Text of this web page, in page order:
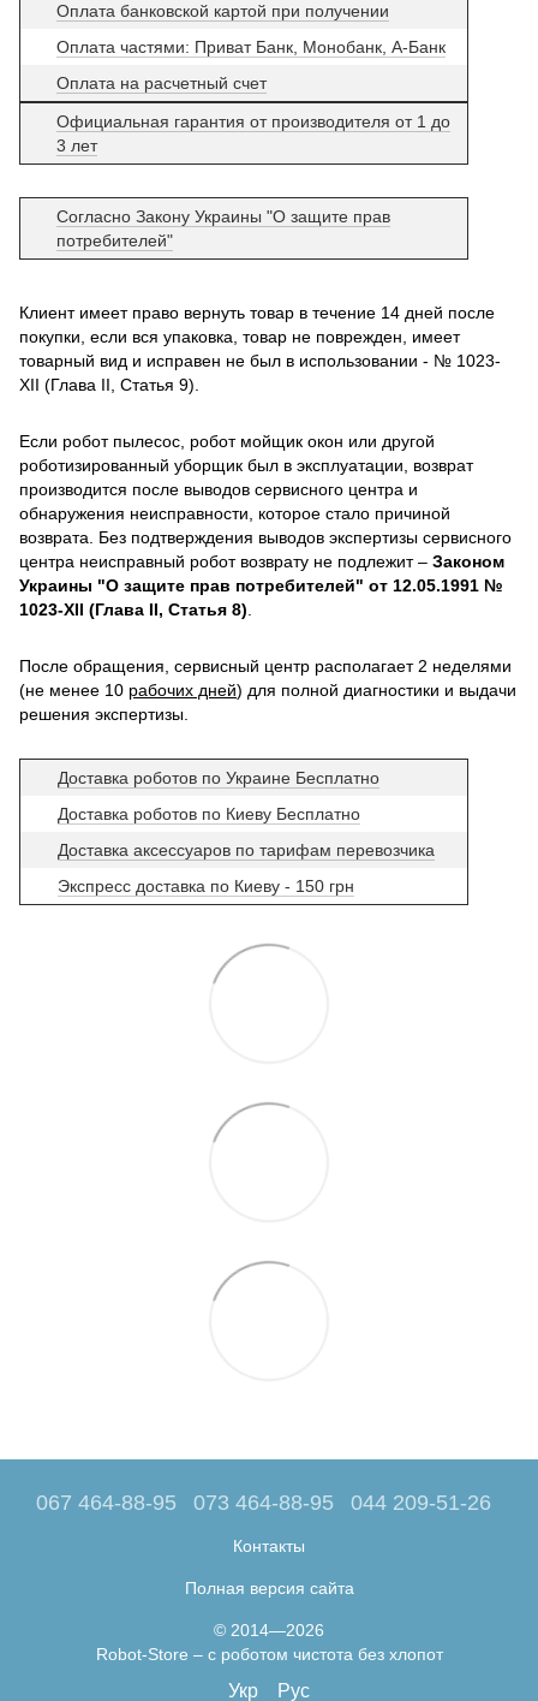
Оплата банковской картой при получении
Оплата частями: Приват Банк, Монобанк, А-Банк
Оплата на расчетный счет
Официальная гарантия от производителя от 1 до
3 лет
Согласно Закону Украины "О защите прав
потребителей"
Клиент имеет право вернуть товар в течение 14 дней после
покупки, если вся упаковка, товар не поврежден, имеет
товарный вид и исправен не был в использовании - № 1023-
XII (Глава II, Статья 9).
Если робот пылесос, робот мойщик окон или другой
роботизированный уборщик был в эксплуатации, возврат
производится после выводов сервисного центра и
обнаружения неисправности, которое стало причиной
возврата. Без подтверждения выводов экспертизы сервисного
центра неисправный робот возврату не подлежит – Законом
Украины "О защите прав потребителей" от 12.05.1991 №
1023-XII (Глава II, Статья 8).
После обращения, сервисный центр располагает 2 неделями
(не менее 10 рабочих дней) для полной диагностики и выдачи
решения экспертизы.
Доставка роботов по Украине Бесплатно
Доставка роботов по Киеву Бесплатно
Доставка аксессуаров по тарифам перевозчика
Экспресс доставка по Киеву - 150 грн
067 464-88-95 073 464-88-95 044 209-51-26
Контакты
Полная версия сайта
© 2014—2026
Robot-Store – с роботом чистота без хлопот
Укр Рус